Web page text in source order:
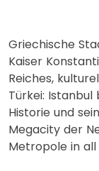
Griechische
Kaiser
Reiches,
Türkei:
Historie und
Megacity der
Metropole in